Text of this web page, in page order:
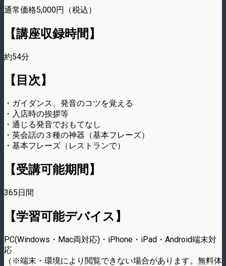
通常価格5,000円（税込）
【講座収録時間】
約54分
【目次】
・ガイダンス、発音のコツを覚える
・入店時の挨拶等
・通じる発音でおもてなし
・英会話の３種の神器（基本フレーズ）
・基本フレーズ（レストランで）
【受講可能期間】
365日間
【学習可能デバイス】
PC(Windows・Mac両対応)・iPhone・iPad・Android端末対
応
（※端末・環境により閲覧できない場合があります。無料体